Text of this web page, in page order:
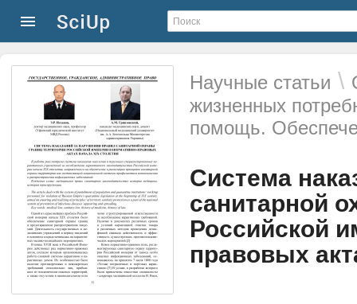
Научные статьи \
жизненных
помощь.
Система
санитарной
Российской
правовых